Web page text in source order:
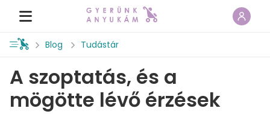
Blog Tudástár
A szoptatás, és a
mögötte lévő érzések